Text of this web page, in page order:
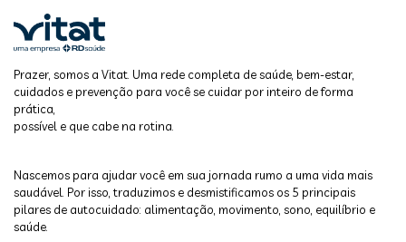
Prazer, somos a Vitat. Uma rede completa de saúde, bem-estar,
cuidados e prevenção para você se cuidar por inteiro de forma
prática,
possível e que cabe na rotina.
Nascemos para ajudar você em sua jornada rumo a uma vida mais
saudável. Por isso, traduzimos e desmistificamos os 5 principais
pilares de autocuidado: alimentação, movimento, sono, equilíbrio e
saúde.